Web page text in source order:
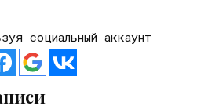
социальный аккаунт